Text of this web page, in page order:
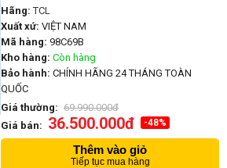
Hãng: TCL
Xuất xứ: VIỆT NAM
Mã hàng: 98C69B
Kho hàng: Còn hàng
Bảo hành: CHÍNH HÃNG 24 THÁNG TOÀN
QUỐC
Giá thường: 69.990.000đ
Giá bán: 36.500.000đ -48%
Thêm vào giỏ
Tiếp tục mua hàng